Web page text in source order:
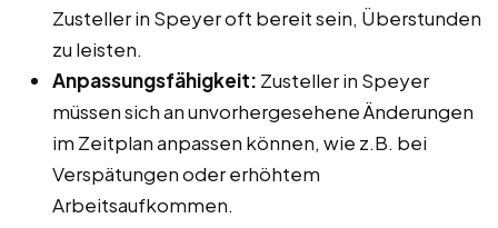
Zusteller in Speyer oft bereit sein, Überstunden
zu leisten.
Anpassungsfähigkeit: Zusteller in Speyer
müssen sich an unvorhergesehene Änderungen
im Zeitplan anpassen können, wie z.B. bei
Verspätungen oder erhöhtem
Arbeitsaufkommen.